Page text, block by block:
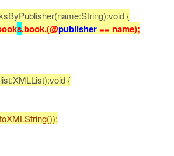
{
s.book.(@publisher== name);
{